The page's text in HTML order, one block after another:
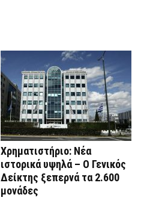
Χρηματιστήριο: Νέα
ιστορικά υψηλά – Ο Γενικός
Δείκτης ξεπερνά τα 2.600
μονάδες